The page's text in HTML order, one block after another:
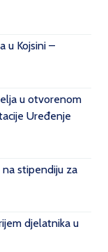
u Kojsini –
u otvorenom
Uređenje
stipendiju za
djelatnika u